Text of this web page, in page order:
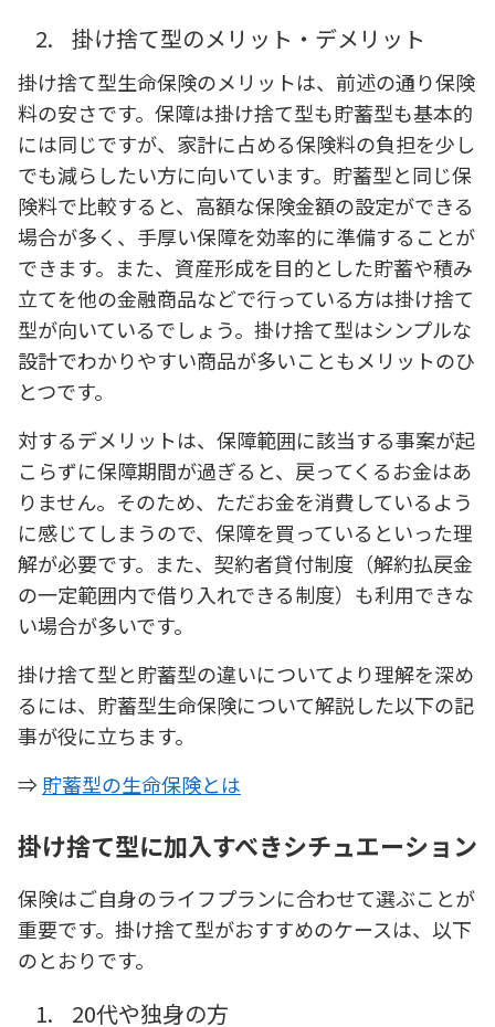
2. 掛け捨て型のメリット・デメリット
掛け捨て型生命保険のメリットは、前述の通り保険
料の安さです。保障は掛け捨て型も貯蓄型も基本的
には同じですが、家計に占める保険料の負担を少し
でも減らしたい方に向いています。貯蓄型と同じ保
険料で比較すると、高額な保険金額の設定ができる
場合が多く、手厚い保障を効率的に準備することが
できます。また、資産形成を目的とした貯蓄や積み
立てを他の金融商品などで行っている方は掛け捨て
型が向いているでしょう。掛け捨て型はシンプルな
設計でわかりやすい商品が多いこともメリットのひ
とつです。
対するデメリットは、保障範囲に該当する事案が起
こらずに保障期間が過ぎると、戻ってくるお金はあ
りません。そのため、ただお金を消費しているよう
に感じてしまうので、保障を買っているといった理
解が必要です。また、契約者貸付制度（解約払戻金
の一定範囲内で借り入れできる制度）も利用できな
い場合が多いです。
掛け捨て型と貯蓄型の違いについてより理解を深め
るには、貯蓄型生命保険について解説した以下の記
事が役に立ちます。
⇒貯蓄型の生命保険とは
掛け捨て型に加入すべきシチュエーション
保険はご自身のライフプランに合わせて選ぶことが
重要です。掛け捨て型がおすすめのケースは、以下
のとおりです。
1. 20代や独身の方